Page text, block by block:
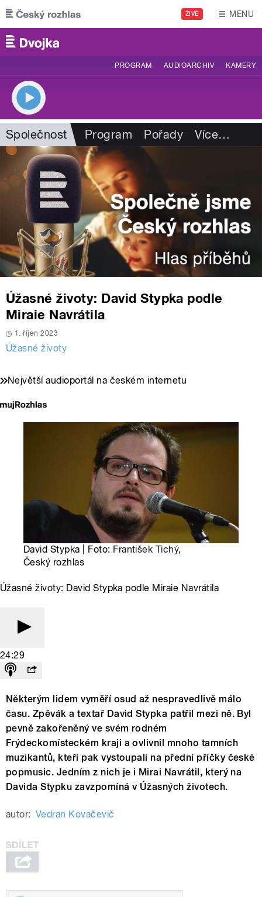
Přejít k hlavnímu obsahu
ŽIVĚ MENU
PROGRAM AUDIOARCHIV KAMERY
Společnost Program Pořady Více…
Úžasné životy: David Stypka podle
Miraie Navrátila
1. říjen 2023
Úžasné životy
Největší audioportál na českém internetu
David Stypka | Foto: František Tichý,
Český rozhlas
Úžasné životy: David Stypka podle Miraie Navrátila
24:29
Některým lidem vyměří osud až nespravedlivě málo
času. Zpěvák a textař David Stypka patřil mezi ně. Byl
pevně zakořeněný ve svém rodném
Frýdeckomísteckém kraji a ovlivnil mnoho tamních
muzikantů, kteří pak vystoupali na přední příčky české
popmusic. Jedním z nich je i Mirai Navrátil, který na
Davida Stypku zavzpomíná v Úžasných životech.
autor: Vedran Kovačevič